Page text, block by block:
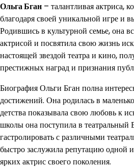
Ольга Бган – талантливая актриса,
благодаря своей уникальной игре и
Родившись в культурной семье, она
актрисой и посвятила свою жизнь
настоящей звездой театра и кино,
престижных наград и признания
Биография Ольги Бган полна
достижений. Она родилась в
детства показывала свою любовь к
школы она поступила в театральный
гастролировать с различными
быстро заслужила репутацию одной
ярких актрис своего поколения.